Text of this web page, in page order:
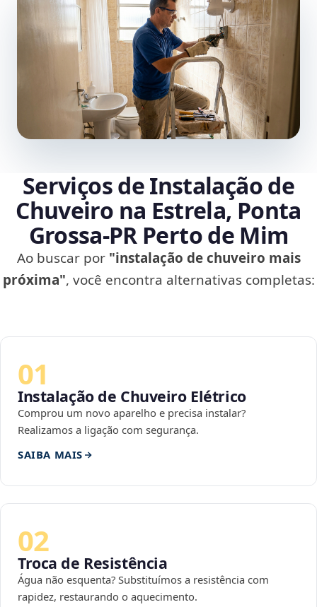
Serviços de Instalação de
Chuveiro na Estrela, Ponta
Grossa‑PR Perto de Mim
Ao buscar por "instalação de chuveiro mais
próxima", você encontra alternativas completas:
01
Instalação de Chuveiro Elétrico
Comprou um novo aparelho e precisa instalar?
Realizamos a ligação com segurança.
SAIBA MAIS
02
Troca de Resistência
Água não esquenta? Substituímos a resistência com
rapidez, restaurando o aquecimento.